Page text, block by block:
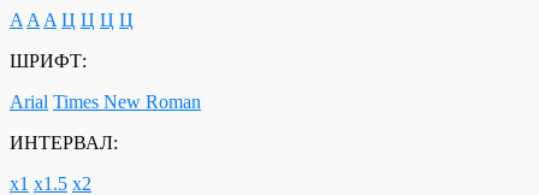
A A A Ц Ц Ц Ц
ШРИФТ:
Arial Times New Roman
ИНТЕРВАЛ:
х1 х1.5 х2